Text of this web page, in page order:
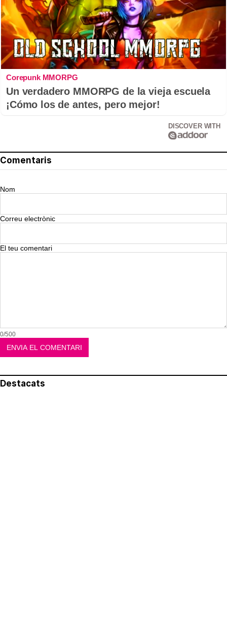
Corepunk MMORPG
Un verdadero MMORPG de la vieja escuela
¡Cómo los de antes, pero mejor!
DISCOVER WITH
Comentaris
Nom
Correu electrònic
El teu comentari
0/500
Destacats